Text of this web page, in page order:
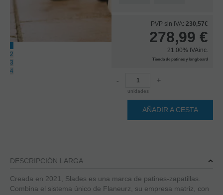
2
3
4
PVP sin IVA: 230,57€
278,99 €
21.00% IVAinc.
Tienda de patines y longboard
-
unidades
+
AÑADIR A CESTA
DESCRIPCIÓN LARGA
Creada en 2021, Slades es una marca de patines-zapatillas.
Combina el sistema único de Flaneurz, su empresa matriz, con